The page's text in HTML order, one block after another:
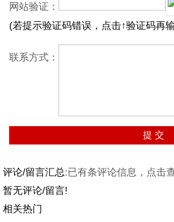
网站验证：
(若提示验证码错误，点击↑验证码再
联系方式：
评论/留言汇总:已有条评论信息，点击
暂无评论/留言!
相关热门